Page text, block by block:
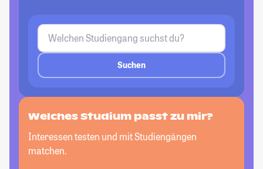
Suchen
Welches Studium passtzu mir?
Interessen testen und mit Studiengängen
matchen.